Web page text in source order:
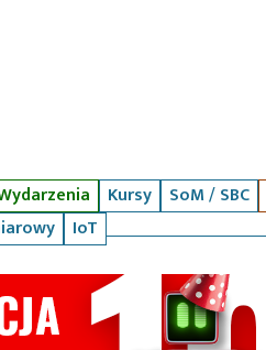
Kursy SoM / SBC
IoT